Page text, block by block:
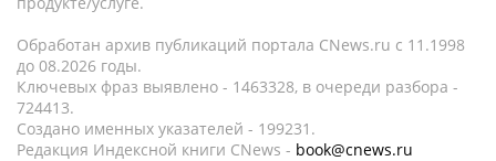
Обработан архив публикаций портала CNews.ru c 11.1998
до 08.2026 годы.
Ключевых фраз выявлено - 1463328, в очереди разбора -
724413.
Создано именных указателей - 199231.
Редакция Индексной книги CNews - book@cnews.ru